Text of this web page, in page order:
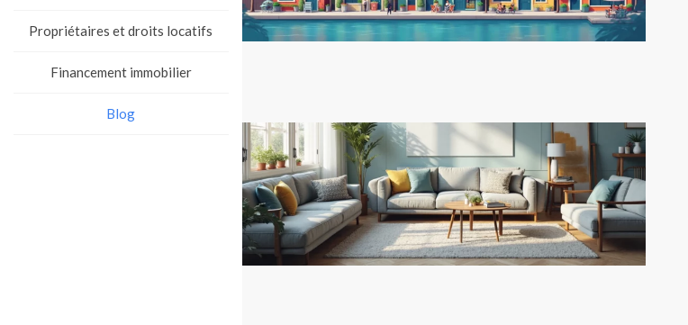
Propriétaires et droits locatifs
Financement immobilier
Blog